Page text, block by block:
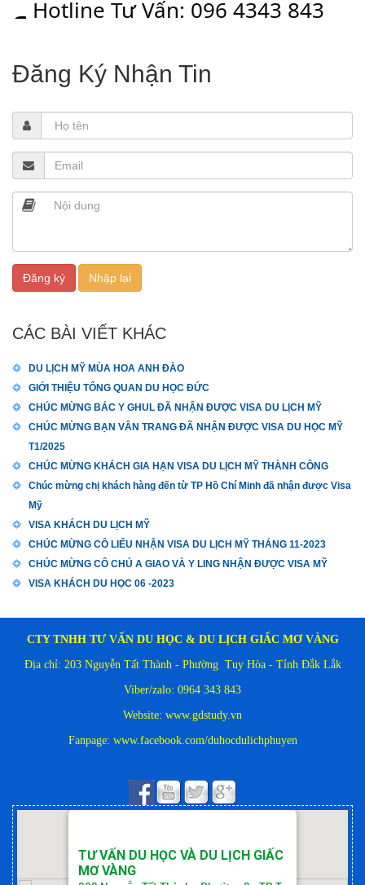
Hotline Tư Vấn: 096 4343 843
Đăng Ký Nhận Tin
CÁC BÀI VIẾT KHÁC
DU LỊCH MỸ MÙA HOA ANH ĐÀO
GIỚI THIỆU TỔNG QUAN DU HỌC ĐỨC
CHÚC MỪNG BÁC Y GHUL ĐÃ NHẬN ĐƯỢC VISA DU LỊCH MỸ
CHÚC MỪNG BẠN VÂN TRANG ĐÃ NHẬN ĐƯỢC VISA DU HỌC MỸ
T1/2025
CHÚC MỪNG KHÁCH GIA HẠN VISA DU LỊCH MỸ THÀNH CÔNG
Chúc mừng chị khách hàng đến từ TP Hồ Chí Minh đã nhận được Visa
Mỹ
VISA KHÁCH DU LỊCH MỸ
CHÚC MỪNG CÔ LIỂU NHẬN VISA DU LỊCH MỸ THÁNG 11-2023
CHÚC MỪNG CÔ CHÚ A GIAO VÀ Y LING NHẬN ĐƯỢC VISA MỸ
VISA KHÁCH DU HỌC 06 -2023
CTY TNHH TƯ VẤN DU HỌC & DU LỊCH GIẤC MƠ VÀNG
Địa chỉ: 203 Nguyễn Tất Thành - Phường Tuy Hòa - Tỉnh Đắk Lắk
Viber/zalo: 0964 343 843
Website: www.gdstudy.vn
Fanpage: www.facebook.com/duhocdulichphuyen
TƯ VẤN DU HỌC VÀ DU LỊCH GIẤC
MƠ VÀNG